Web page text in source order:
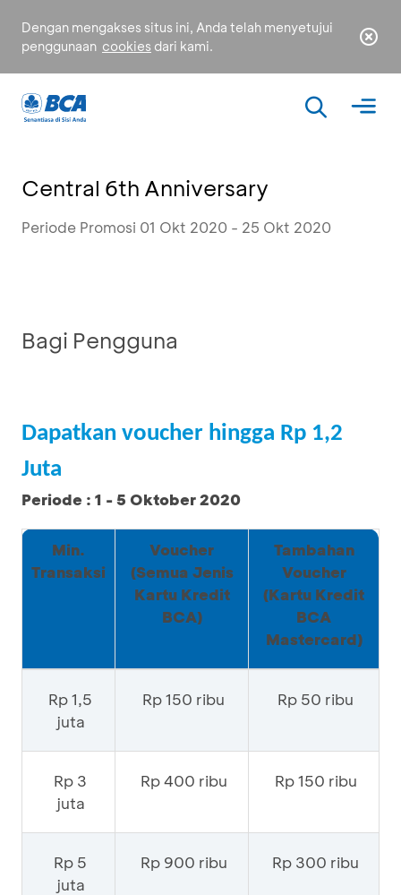
Dengan mengakses situs ini, Anda telah menyetujui
penggunaan cookies dari kami.
Central 6th Anniversary
Periode Promosi 01 Okt 2020 - 25 Okt 2020
Bagi Pengguna
Dapatkan voucher hingga Rp 1,2
Juta
Periode : 1 - 5 Oktober 2020
Min.
Transaksi
Voucher
(Semua Jenis
Kartu Kredit
BCA)
Tambahan
Voucher
(Kartu Kredit
BCA
Mastercard)
Rp 1,5
juta
Rp 150 ribu Rp 50 ribu
Rp 3
juta
Rp 400 ribu Rp 150 ribu
Rp 5
juta
Rp 900 ribu Rp 300 ribu